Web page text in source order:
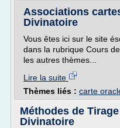
Associations
Divinatoire
Vous êtes ici sur le site
dans la rubrique Cours
les autres thèmes...
Lire la suite
Thèmes liés : carte
Méthodes de
Divinatoire